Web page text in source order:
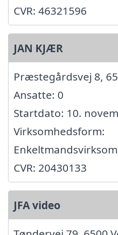
CVR: 46321596
JAN KJÆR
Præstegårdsvej 8,
Ansatte: 0
Startdato: 10.
Virksomhedsform:
CVR: 20430133
JFA video